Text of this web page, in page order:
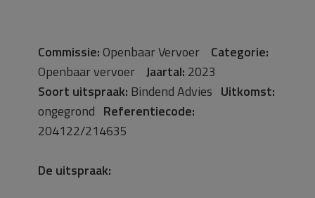
Commissie:Openbaar Vervoer Categorie:
Openbaar vervoer Jaartal: 2023
Soort uitspraak: Bindend Advies Uitkomst:
ongegrond Referentiecode:
204122/214635
De uitspraak: